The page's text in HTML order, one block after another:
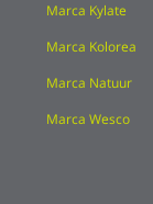
Marca Kylate
Marca Kolorea
Marca Natuur
Marca Wesco